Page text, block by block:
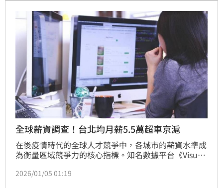
仁勳受訪時態度相當坦然，直言：「想課什麼稅就課
吧，我完全沒問題。」
全球薪資調查！台北均月薪5.5萬超車京滬
在後疫情時代的全球人才競爭中，各城市的薪資水準成
為衡量區域競爭力的核心指標。知名數據平台《Visual
排名，報告顯示，台北以 1,749 美元（約新台幣 5.5 萬
2026/01/05 01:19